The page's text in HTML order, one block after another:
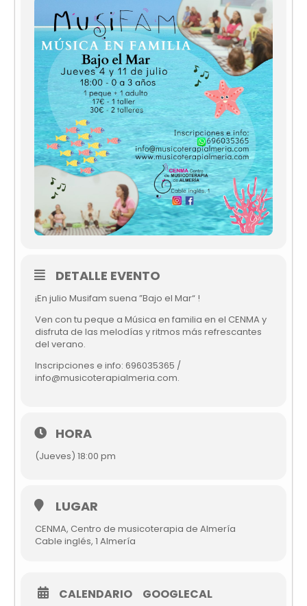
DETALLE EVENTO
¡En julio Musifam suena ”Bajo el Mar“ !
Ven con tu peque a Música en familia en el CENMA y
disfruta de las melodías y ritmos más refrescantes
del verano.
Inscripciones e info: 696035365 /
info@musicoterapialmeria.com.
HORA
(Jueves) 18:00 pm
LUGAR
CENMA, Centro de musicoterapia de Almería
Cable inglés, 1 Almería
CALENDARIO GOOGLECAL